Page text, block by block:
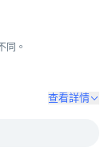
同。
查看詳情